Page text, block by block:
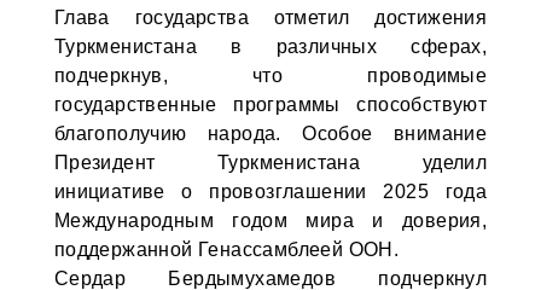
Глава государства отметил достижения
Туркменистана в различных сферах,
подчеркнув, что проводимые
государственные программы способствуют
благополучию народа. Особое внимание
Президент Туркменистана уделил
инициативе о провозглашении 2025 года
Международным годом мира и доверия,
поддержанной Генассамблеей ООН.
Сердар Бердымухамедов подчеркнул